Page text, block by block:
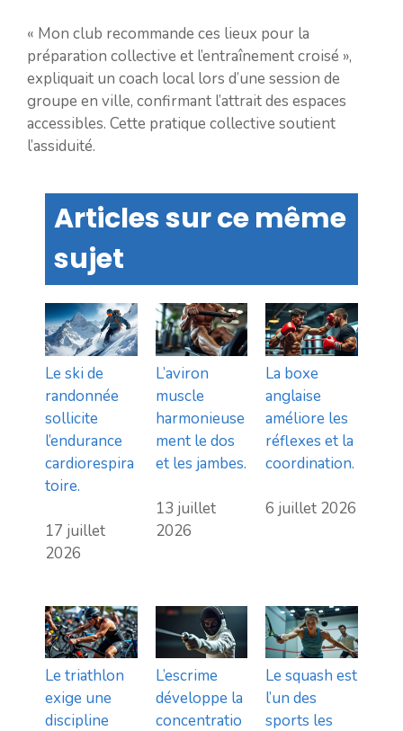
« Mon club recommande ces lieux pour la
préparation collective et l’entraînement croisé »,
expliquait un coach local lors d’une session de
groupe en ville, confirmant l’attrait des espaces
accessibles. Cette pratique collective soutient
l’assiduité.
Articles sur ce même
sujet
Le ski de
randonnée
sollicite
l’endurance
cardiorespira
toire.
17 juillet
2026
L’aviron
muscle
harmonieuse
ment le dos
et les jambes.
13 juillet
2026
La boxe
anglaise
améliore les
réflexes et la
coordination.
6 juillet 2026
Le triathlon
exige une
discipline
L’escrime
développe la
concentratio
Le squash est
l’un des
sports les